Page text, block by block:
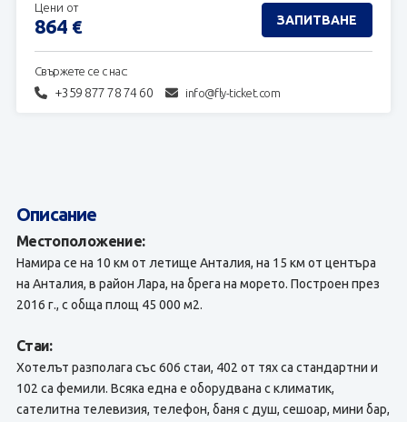
Свържете се с нас:
+359 877 78 74 60 info@fly-ticket.com
Цени от
864 € ЗАПИТВАНЕ
Описание
Местоположение:
Намира се на 10 км от летище Анталия, на 15 км от центъра
на Анталия, в район Лара, на брега на морето. Построен през
2016 г., с обща площ 45 000 м2.
Стаи:
Хотелът разполага със 606 стаи, 402 от тях са стандартни и
102 са фемили. Всяка една е оборудвана с климатик,
сателитна телевизия, телефон, баня с душ, сешоар, мини бар,